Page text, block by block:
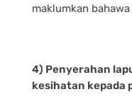
maklumkan
4) Penyerahan
kesihatan kepada